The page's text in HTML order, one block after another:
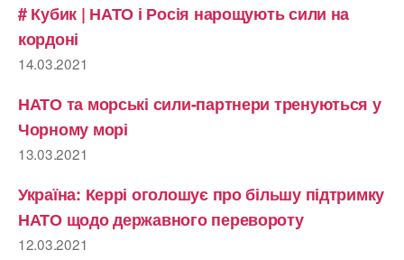
# Кубик | НАТО і Росія нарощують сили на
кордоні
14.03.2021
НАТО та морські сили-партнери тренуються у
Чорному морі
13.03.2021
Україна: Керрі оголошує про більшу підтримку
НАТО щодо державного перевороту
12.03.2021